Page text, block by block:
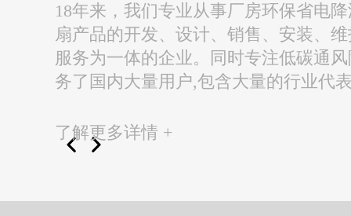
18年来，我们专业从事厂房环保省电
扇产品的开发、设计、销售、安装、
服务为一体的企业。同时专注低碳通
务了国内大量用户,包含大量的行业代
了解更多详情 +